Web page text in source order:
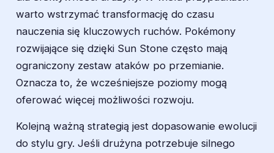
warto wstrzymać transformację do czasu
nauczenia się kluczowych ruchów. Pokémony
rozwijające się dzięki Sun Stone często mają
ograniczony zestaw ataków po przemianie.
Oznacza to, że wcześniejsze poziomy mogą
oferować więcej możliwości rozwoju.
Kolejną ważną strategią jest dopasowanie ewolucji
do stylu gry. Jeśli drużyna potrzebuje silnego